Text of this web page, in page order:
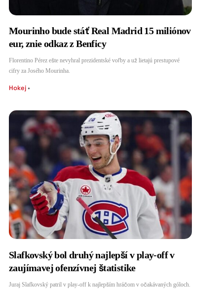
Mourinho bude stáť Real Madrid 15 miliónov
eur, znie odkaz z Benficy
Florentino Pérez ešte nevyhral prezidentské voľby a už lietajú prestupové
cifry za Josého Mourinha.
Hokej•
Slafkovský bol druhý najlepší v play-off v
zaujímavej ofenzívnej štatistike
Juraj Slafkovský patril v play-off k najlepším hráčom v očakávaných góloch.